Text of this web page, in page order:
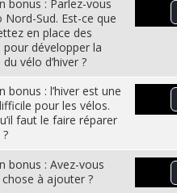
bonus : Parlez-vous
Nord-Sud. Est-ce que
en place des
pour développer la
vélo d’hiver ?
bonus : l’hiver est une
pour les vélos.
faut le faire réparer
bonus : Avez-vous
à ajouter ?